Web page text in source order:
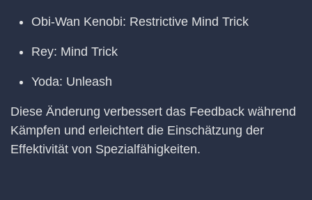
Obi-Wan Kenobi: Restrictive Mind Trick
Rey: Mind Trick
Yoda: Unleash
Diese Änderung verbessert das Feedback während
Kämpfen und erleichtert die Einschätzung der
Effektivität von Spezialfähigkeiten.